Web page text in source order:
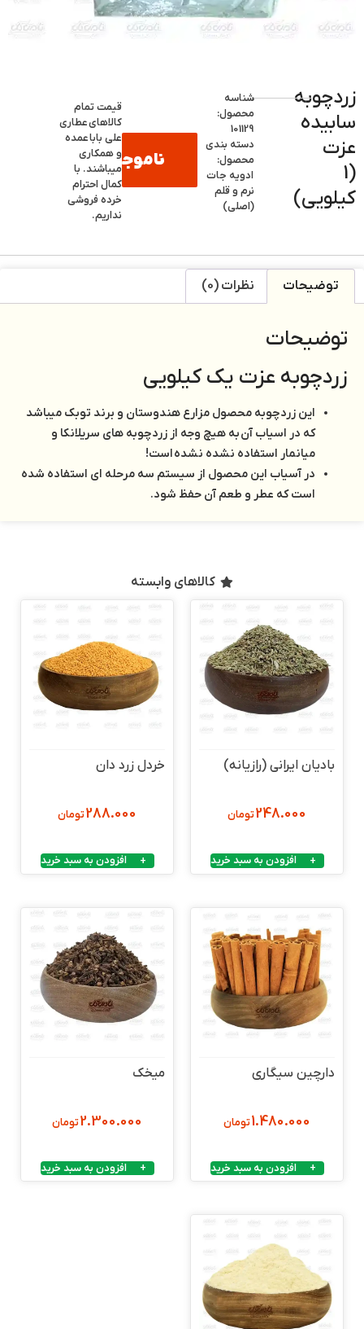
زردچوبه
سابیده
عزت
(1
کیلویی)
شناسه
محصول:
101129
دسته بندی
محصول:
ادویه جات
نرم و قلم
(اصلی)
ناموجود
قیمت تمام
کالاهایعطاری
علی باباعمده
و همکاری
میباشند. با
کمال احترام
خرده فروشی
نداریم.
توضیحات نظرات (0)
توضیحات
زردچوبه عزت یک کیلویی
این زردچوبه محصول مزارع هندوستان و برند توبک میباشد
که در اسیاب آن به هیچ وجه از زردچوبه های سریلانکا و
میانمار استفاده نشده نشده است!
در آسیاب این محصول از سیستم سه مرحله ای استفاده شده
است که عطر و طعم آن حفظ شود.
کالاهای وابسته
بادیان ایرانی (رازیانه)
248.000تومان
افزودن به سبد خرید
خردل زرد دان
288.000تومان
افزودن به سبد خرید
دارچین سیگاری
1.480.000تومان
افزودن به سبد خرید
میخک
2.300.000تومان
افزودن به سبد خرید